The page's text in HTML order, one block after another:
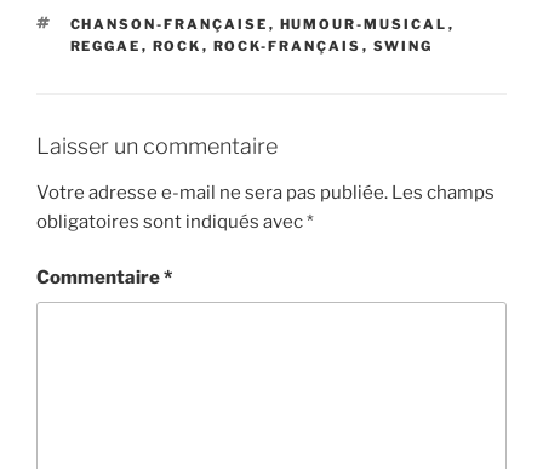
ÉTIQUETTES
CHANSON-FRANÇAISE , HUMOUR-MUSICAL ,
REGGAE , ROCK , ROCK-FRANÇAIS , SWING
Laisser un commentaire
Votre adresse e-mail ne sera pas publiée. Les champs
obligatoires sont indiqués avec*
Commentaire*